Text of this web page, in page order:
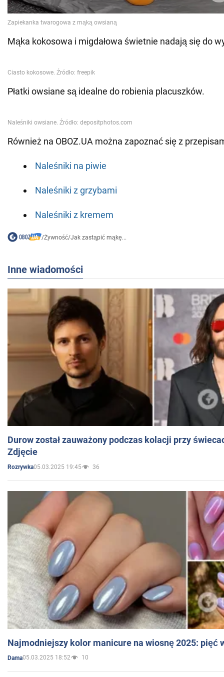
Mąka kokosowa i migdałowa świetnie nadają się do
Płatki owsiane są idealne do robienia placuszków.
Również na OBOZ.UA można zapoznać się z
Naleśniki na piwie
Naleśniki z grzybami
Naleśniki z kremem
/Żywność/Jak zastąpić mąkę...
Inne wiadomości
Durow został zauważony podczas kolacji przy
Zdjęcie
Rozrywka05.03.2025 19:45 36
Najmodniejszy kolor manicure na wiosnę 2025: pięć
Dama05.03.2025 18:52 10